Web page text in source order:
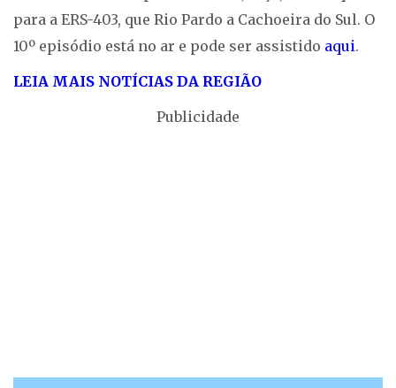
para a ERS-403, que Rio Pardo a Cachoeira do Sul. O
10º episódio está no ar e pode ser assistido aqui.
LEIA MAIS NOTÍCIAS DA REGIÃO
Publicidade